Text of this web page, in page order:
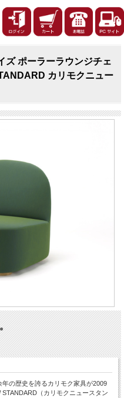
ズ ポーラーラウンジチェ
カリモクニュー
の歴史を誇るカリモク家具が2009
（カリモクニュースタン